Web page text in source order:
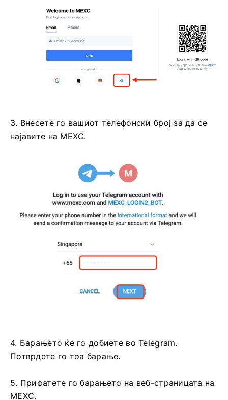
3. Внесете го вашиот телефонски број за да се
најавите на MEXC.
4. Барањето ќе го добиете во Telegram.
Потврдете го тоа барање.
5. Прифатете го барањето на веб-страницата на
MEXC.